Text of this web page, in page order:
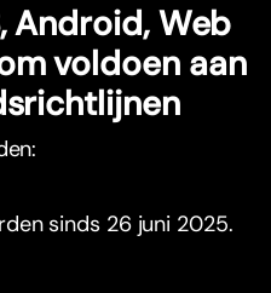
Android, Web
voldoen aan
sinds 26 juni 2025.